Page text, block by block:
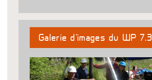
Galerie d’images du WP 7.3